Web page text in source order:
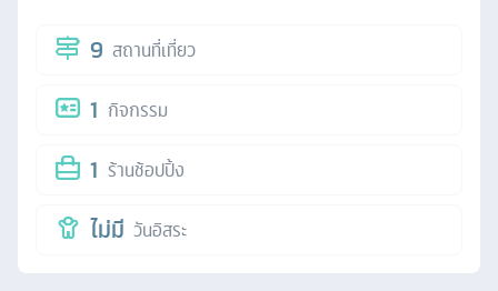
9 สถานที่เที่ยว
1 กิจกรรม
1 ร้านช้อปปิ้ง
ไม่มี วันอิสระ